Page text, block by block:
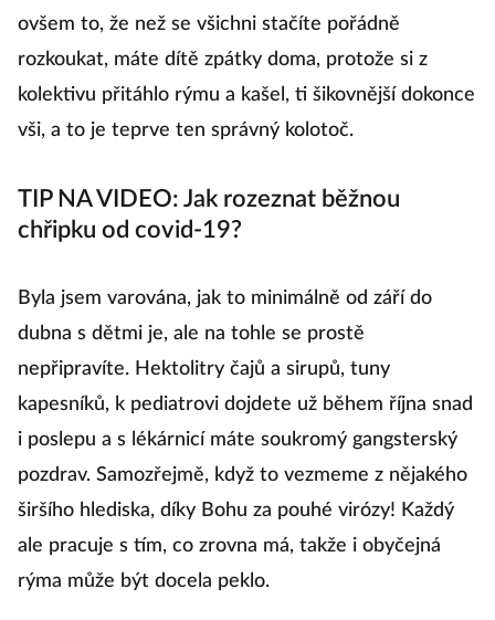
ovšem to, že než se všichni stačíte pořádně
rozkoukat, máte dítě zpátky doma, protože si z
kolektivu přitáhlo rýmu a kašel, ti šikovnější dokonce
vši, a to je teprve ten správný kolotoč.
TIP NA VIDEO: Jak rozeznat běžnou
chřipku od covid-19?
Byla jsem varována, jak to minimálně od září do
dubna s dětmi je, ale na tohle se prostě
nepřipravíte. Hektolitry čajů a sirupů, tuny
kapesníků, k pediatrovi dojdete už během října snad
i poslepu a s lékárnicí máte soukromý gangsterský
pozdrav. Samozřejmě, když to vezmeme z nějakého
širšího hlediska, díky Bohu za pouhé virózy! Každý
ale pracuje s tím, co zrovna má, takže i obyčejná
rýma může být docela peklo.